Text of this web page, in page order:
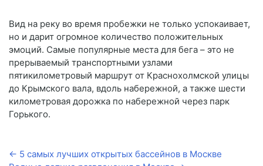
Вид на реку во время пробежки не только успокаивает,
но и дарит огромное количество положительных
эмоций. Самые популярные места для бега – это не
прерываемый транспортными узлами
пятикилометровый маршрут от Краснохолмской улицы
до Крымского вала, вдоль набережной, а также шести
километровая дорожка по набережной через парк
Горького.
← 5 самых лучших открытых бассейнов в Москве